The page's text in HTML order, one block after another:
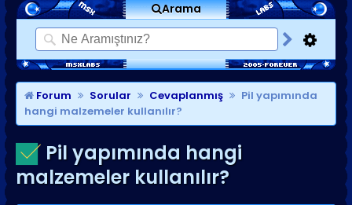
SORU-CEVAP
GÜNLÜKLER
SON MESAJLAR
KISAYOLLAR
Arama
Forum Sorular Cevaplanmış
Pil yapımında
hangi malzemeler kullanılır?
Pil yapımında hangi
malzemeler kullanılır?